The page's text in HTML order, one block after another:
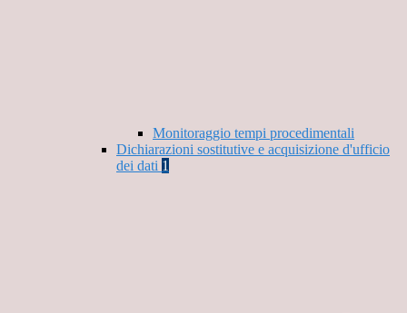
Monitoraggio tempi procedimentali
Dichiarazioni sostitutive e acquisizione d'ufficio
dei dati 1